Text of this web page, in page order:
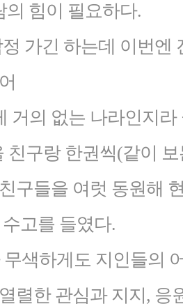
의 힘이 필요하다.
가긴 하는데 이번엔
거의 없는 나라인지라
친구랑 한권씩(같이
구들을 여럿 동원해
고를 들였다.
색하게도 지인들의
렬한 관심과 지지, 응